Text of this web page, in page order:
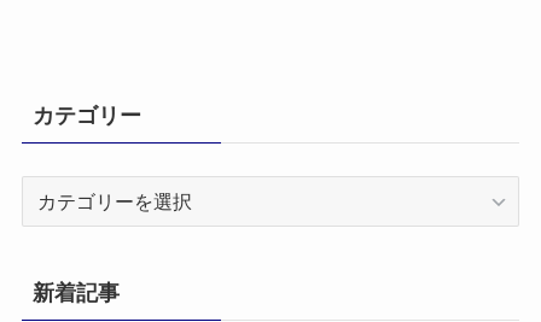
カテゴリー
リ
ー
新着記事